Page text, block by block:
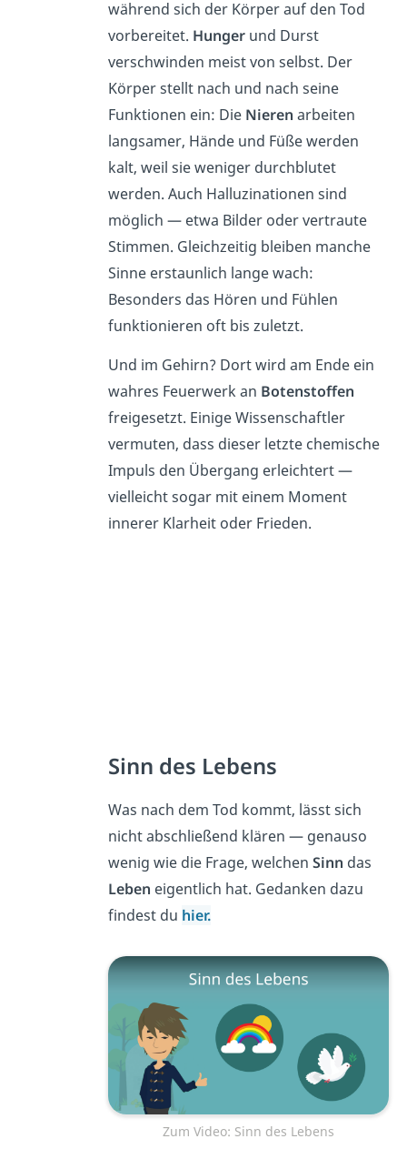
während sich der Körper auf den Tod
vorbereitet. Hungerund Durst
verschwinden meist von selbst. Der
Körper stellt nach und nach seine
Funktionen ein: Die Nieren arbeiten
langsamer, Hände und Füße werden
kalt, weil sie weniger durchblutet
werden. Auch Halluzinationen sind
möglich — etwa Bilder oder vertraute
Stimmen. Gleichzeitig bleiben manche
Sinne erstaunlich lange wach:
Besonders das Hören und Fühlen
funktionieren oft bis zuletzt.
Und im Gehirn? Dort wird am Ende ein
wahres Feuerwerk an Botenstoffen
freigesetzt. Einige Wissenschaftler
vermuten, dass dieser letzte chemische
Impuls den Übergang erleichtert —
vielleicht sogar mit einem Moment
innerer Klarheit oder Frieden.
Sinn des Lebens
Was nach dem Tod kommt, lässt sich
nicht abschließend klären — genauso
wenig wie die Frage, welchen Sinn das
Leben eigentlich hat. Gedanken dazu
findest du hier.
Zum Video: Sinn des Lebens